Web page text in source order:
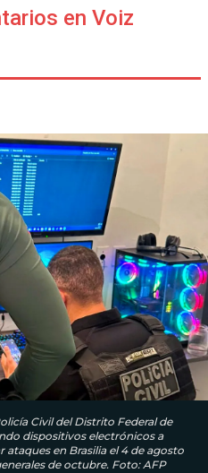
en Voiz
Civil del Distrito Federal de
dispositivos electrónicos a
ataques en Brasilia el 4 de agosto
de octubre. Foto: AFP